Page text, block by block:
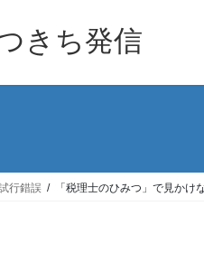
きち発信
行錯誤 「税理士のひみつ」で見かけ